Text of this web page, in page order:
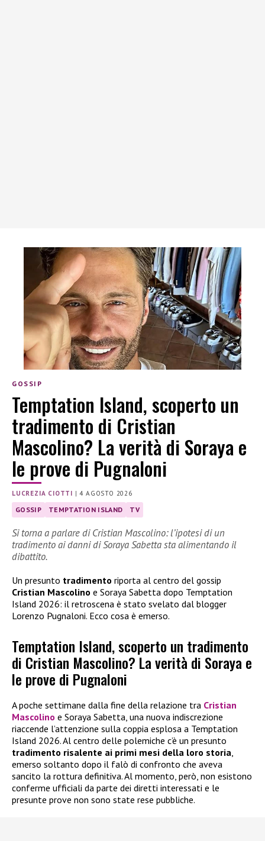
GOSSIP
Temptation Island, scoperto un
tradimento di Cristian
Mascolino? La verità di Soraya e
le prove di Pugnaloni
LUCREZIA CIOTTI |4 AGOSTO 2026
GOSSIP TEMPTATION ISLAND TV
Si torna a parlare di Cristian Mascolino: l’ipotesi di un
tradimento ai danni di Soraya Sabetta sta alimentando il
dibattito.
Un presunto tradimento riporta al centro del gossip
Cristian Mascolino e Soraya Sabetta dopo Temptation
Island 2026: il retroscena è stato svelato dal blogger
Lorenzo Pugnaloni. Ecco cosa è emerso.
Temptation Island, scoperto un tradimento
di Cristian Mascolino? La verità di Soraya e
le prove di Pugnaloni
A poche settimane dalla fine della relazione tra Cristian
Mascolino e Soraya Sabetta, una nuova indiscrezione
riaccende l’attenzione sulla coppia esplosa a Temptation
Island 2026. Al centro delle polemiche c’è un presunto
tradimento risalente ai primi mesi della loro storia
emerso soltanto dopo il falò di confronto che aveva
sancito la rottura definitiva. Al momento, però, non esistono
conferme ufficiali da parte dei diretti interessati e le
presunte prove non sono state rese pubbliche.